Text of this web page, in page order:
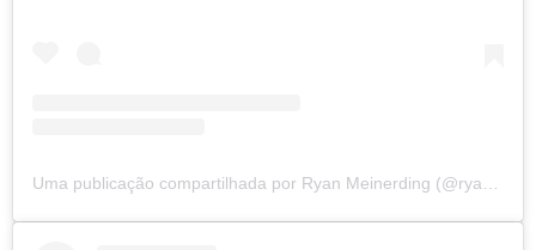
Uma publicação compartilhada por Ryan Meinerding (@ryan_meinerding_art)